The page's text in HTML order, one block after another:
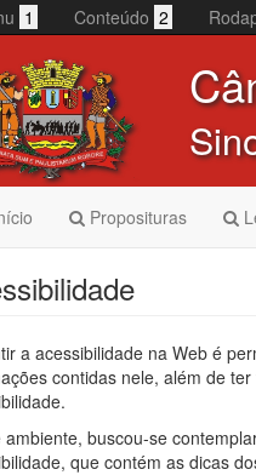
1 Conteúdo 2
Proposituras
a acessibilidade na Web é
contidas nele, além de
ambiente, buscou-se
que contém as dicas